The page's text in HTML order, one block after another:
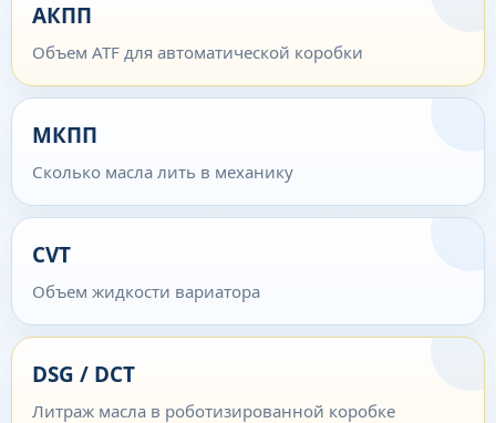
АКПП
Объем ATF для автоматической коробки
МКПП
Сколько масла лить в механику
CVT
Объем жидкости вариатора
DSG / DCT
Литраж масла в роботизированной коробке